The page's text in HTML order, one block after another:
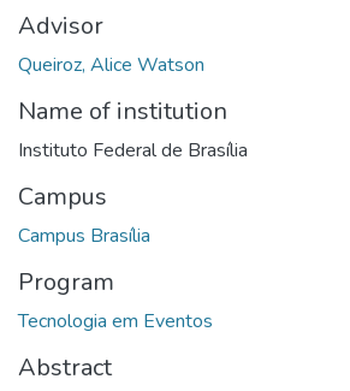
Advisor
Queiroz, Alice Watson
Name of institution
Instituto Federal de Brasília
Campus
Campus Brasília
Program
Tecnologia em Eventos
Abstract